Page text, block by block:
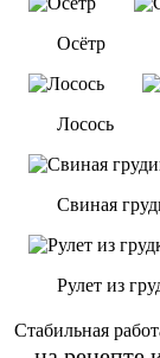
Осётр
Лосось
Свиная
Рулет из
Стабильная